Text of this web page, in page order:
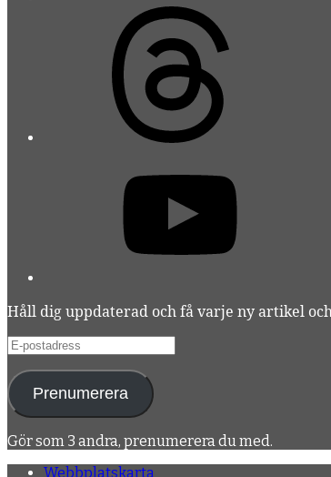
Håll dig uppdaterad och få varje ny artikel
E-
postadress
Prenumerera
Gör som 3 andra, prenumerera du med.
Webbplatskarta